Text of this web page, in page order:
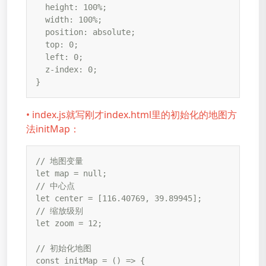
  height: 100%;
  width: 100%;
  position: absolute;
  top: 0;
  left: 0;
  z-index: 0;
}
• index.js就写刚才index.html里的初始化的地图方
法initMap：
// 地图变量
let map = null;
// 中心点
let center = [116.40769, 39.89945];
// 缩放级别
let zoom = 12;
// 初始化地图
const initMap = () => {